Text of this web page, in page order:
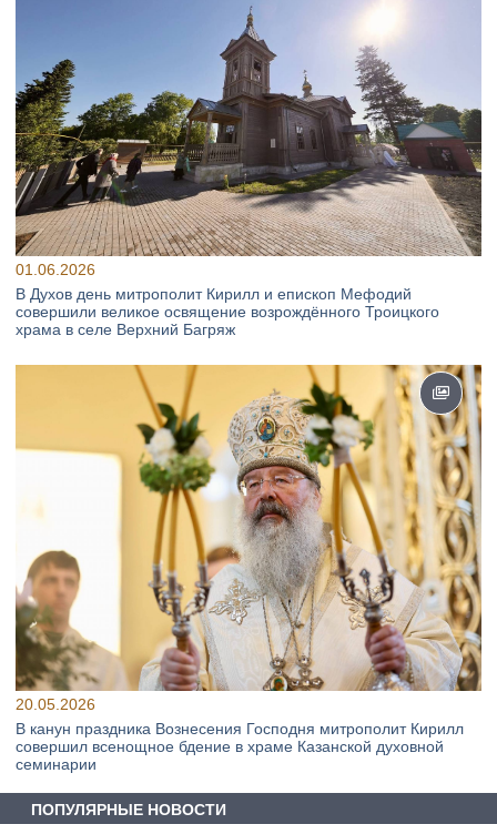
01.06.2026
В Духов день митрополит Кирилл и епископ Мефодий
совершили великое освящение возрождённого Троицкого
храма в селе Верхний Багряж
20.05.2026
В канун праздника Вознесения Господня митрополит Кирилл
совершил всенощное бдение в храме Казанской духовной
семинарии
ПОПУЛЯРНЫЕ НОВОСТИ